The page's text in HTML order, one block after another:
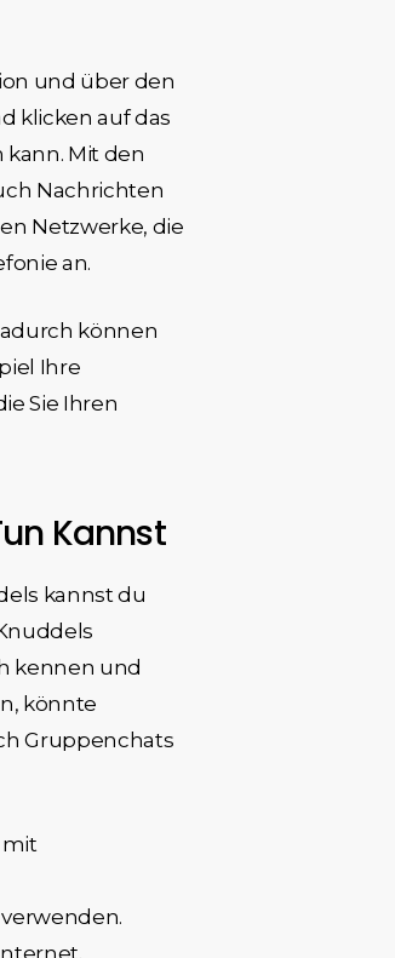
und über den
klicken auf das
Mit den
Nachrichten
Netzwerke, die
an.
können
Ihre
Sie Ihren
Kannst
kannst du
kennen und
könnte
Gruppenchats
mit